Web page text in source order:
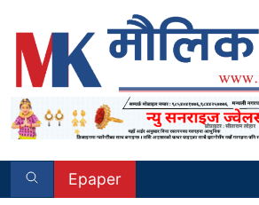
content
Epaper